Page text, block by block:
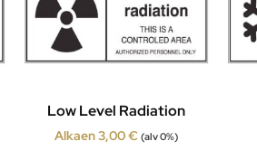
Low Level Radiation
Alkaen3,00€ (alv 0%)